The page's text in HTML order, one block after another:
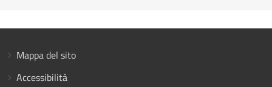
Mappa del sito
Accessibilità